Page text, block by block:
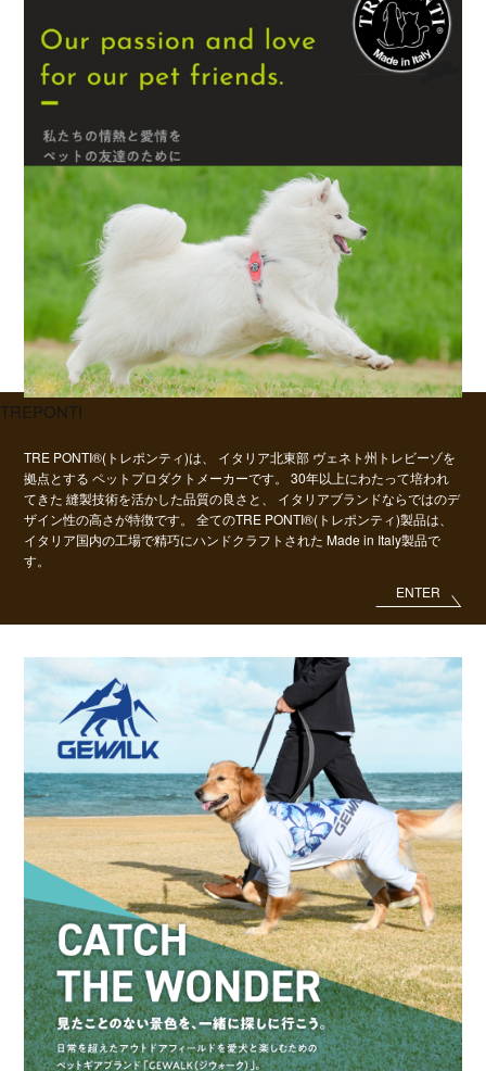
TREPONTI
TRE PONTI®(トレポンティ)は、
イタリア北東部 ヴェネト州トレビーゾを
拠点とする ペットプロダクトメーカーです。
30年以上にわたって培われ
てきた 縫製技術を活かした品質の良さと、
イタリアブランドならではのデ
ザイン性の高さが特徴です。
全てのTRE PONTI®(トレポンティ)製品は、
イタリア国内の工場で精巧にハンドクラフトされた Made in Italy製品で
す。
ENTER